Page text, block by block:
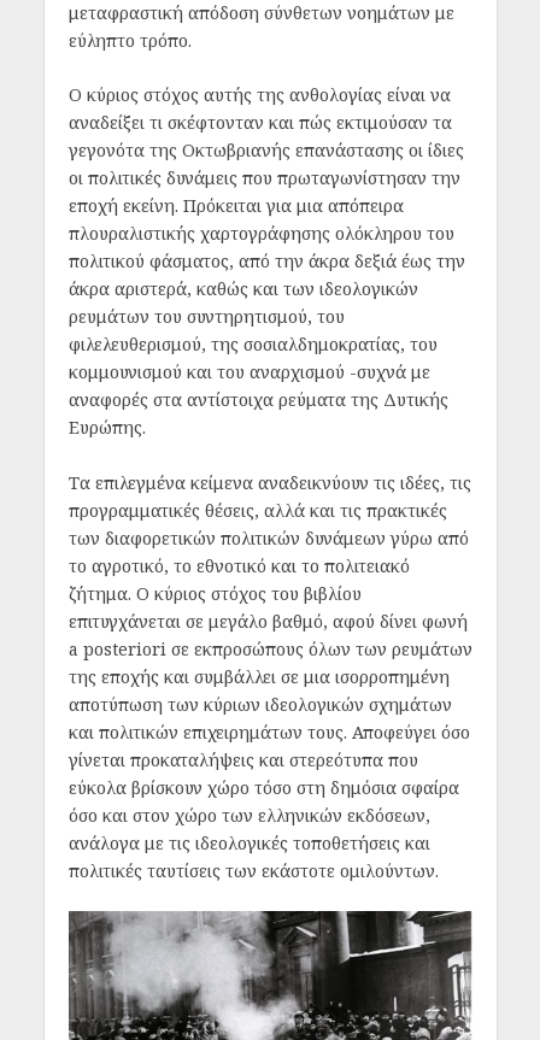
μεταφραστική απόδοση σύνθετων νοημάτων με
εύληπτο τρόπο.
Ο κύριος στόχος αυτής της ανθολογίας είναι να
αναδείξει τι σκέφτονταν και πώς εκτιμούσαν τα
γεγονότα της Οκτωβριανής επανάστασης οι ίδιες
οι πολιτικές δυνάμεις που πρωταγωνίστησαν την
εποχή εκείνη. Πρόκειται για μια απόπειρα
πλουραλιστικής χαρτογράφησης ολόκληρου του
πολιτικού φάσματος, από την άκρα δεξιά έως την
άκρα αριστερά, καθώς και των ιδεολογικών
ρευμάτων του συντηρητισμού, του
φιλελευθερισμού, της σοσιαλδημοκρατίας, του
κομμουνισμού και του αναρχισμού -συχνά με
αναφορές στα αντίστοιχα ρεύματα της Δυτικής
Ευρώπης.
Τα επιλεγμένα κείμενα αναδεικνύουν τις ιδέες, τις
προγραμματικές θέσεις, αλλά και τις πρακτικές
των διαφορετικών πολιτικών δυνάμεων γύρω από
το αγροτικό, το εθνοτικό και το πολιτειακό
ζήτημα. Ο κύριος στόχος του βιβλίου
επιτυγχάνεται σε μεγάλο βαθμό, αφού δίνει φωνή
a posteriori σε εκπροσώπους όλων των ρευμάτων
της εποχής και συμβάλλει σε μια ισορροπημένη
αποτύπωση των κύριων ιδεολογικών σχημάτων
και πολιτικών επιχειρημάτων τους. Αποφεύγει όσο
γίνεται προκαταλήψεις και στερεότυπα που
εύκολα βρίσκουν χώρο τόσο στη δημόσια σφαίρα
όσο και στον χώρο των ελληνικών εκδόσεων,
ανάλογα με τις ιδεολογικές τοποθετήσεις και
πολιτικές ταυτίσεις των εκάστοτε ομιλούντων.